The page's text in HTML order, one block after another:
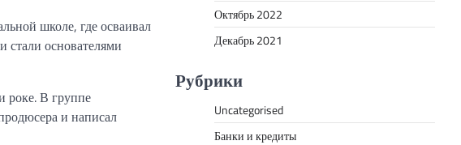
школе, где осваивал
основателями
роке. В группе
и написал
Октябрь 2022
Декабрь 2021
Рубрики
Uncategorised
Банки и кредиты